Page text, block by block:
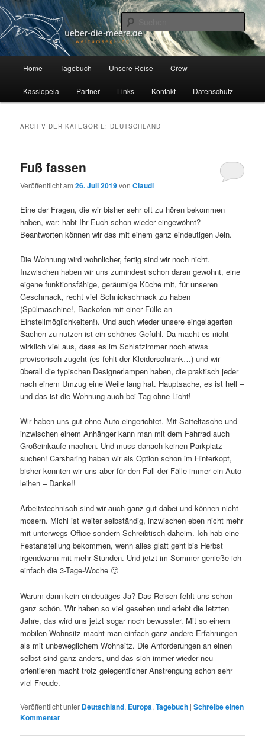
Zum
Inhalt
wechseln
Zum
sekundären
Inhalt
wechselnÜber die Meere
Auf unserer Segelyacht Kassiopeia, einer Hallberg Rasmus 35, erkunden
wir seit Juli 2012 die Welt.
Home Tagebuch Unsere Reise Crew
Kassiopeia Partner Links Kontakt Datenschutz
ARCHIV DER KATEGORIE: DEUTSCHLAND
Fuß fassen
Veröffentlicht am26. Juli 2019vonClaudi
Eine der Fragen, die wir bisher sehr oft zu hören bekommen
haben, war: habt Ihr Euch schon wieder eingewöhnt?
Beantworten können wir das mit einem ganz eindeutigen Jein.
Die Wohnung wird wohnlicher, fertig sind wir noch nicht.
Inzwischen haben wir uns zumindest schon daran gewöhnt, eine
eigene funktionsfähige, geräumige Küche mit, für unseren
Geschmack, recht viel Schnickschnack zu haben
(Spülmaschine!, Backofen mit einer Fülle an
Einstellmöglichkeiten!). Und auch wieder unsere eingelagerten
Sachen zu nutzen ist ein schönes Gefühl. Da macht es nicht
wirklich viel aus, dass es im Schlafzimmer noch etwas
provisorisch zugeht (es fehlt der Kleiderschrank…) und wir
überall die typischen Designerlampen haben, die praktisch jeder
nach einem Umzug eine Weile lang hat. Hauptsache, es ist hell –
und das ist die Wohnung auch bei Tag ohne Licht!
Wir haben uns gut ohne Auto eingerichtet. Mit Satteltasche und
inzwischen einem Anhänger kann man mit dem Fahrrad auch
Großeinkäufe machen. Und muss danach keinen Parkplatz
suchen! Carsharing haben wir als Option schon im Hinterkopf,
bisher konnten wir uns aber für den Fall der Fälle immer ein Auto
leihen – Danke!!
Arbeitstechnisch sind wir auch ganz gut dabei und können nicht
mosern. Michl ist weiter selbständig, inzwischen eben nicht mehr
mit unterwegs-Office sondern Schreibtisch daheim. Ich hab eine
Festanstellung bekommen, wenn alles glatt geht bis Herbst
irgendwann mit mehr Stunden. Und jetzt im Sommer genieße ich
einfach die 3-Tage-Woche 🙂
Warum dann kein eindeutiges Ja? Das Reisen fehlt uns schon
ganz schön. Wir haben so viel gesehen und erlebt die letzten
Jahre, das wird uns jetzt sogar noch bewusster. Mit so einem
mobilen Wohnsitz macht man einfach ganz andere Erfahrungen
als mit unbeweglichem Wohnsitz. Die Anforderungen an einen
selbst sind ganz anders, und das sich immer wieder neu
orientieren macht trotz gelegentlicher Anstrengung schon sehr
viel Freude.
Veröffentlicht unter Deutschland, Europa,Tagebuch |Schreibe einen
Kommentar